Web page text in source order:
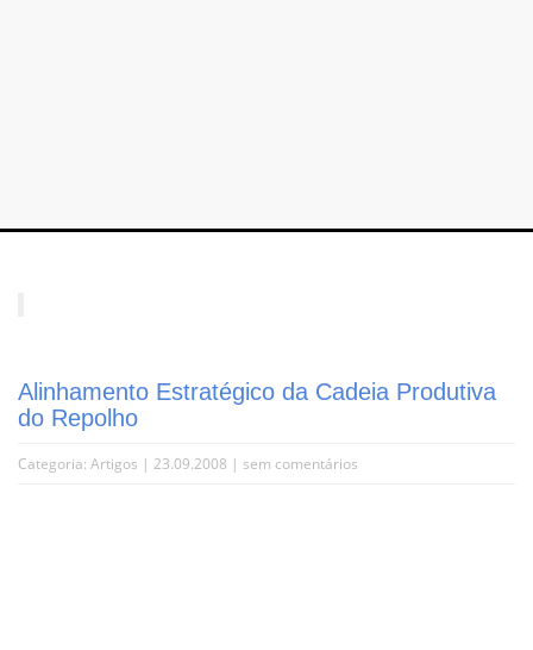
Alinhamento Estratégico da Cadeia Produtiva
do Repolho
Categoria: Artigos | 23.09.2008 | sem comentários